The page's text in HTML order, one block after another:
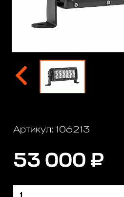
Артикул: 106213
53 000 ₽